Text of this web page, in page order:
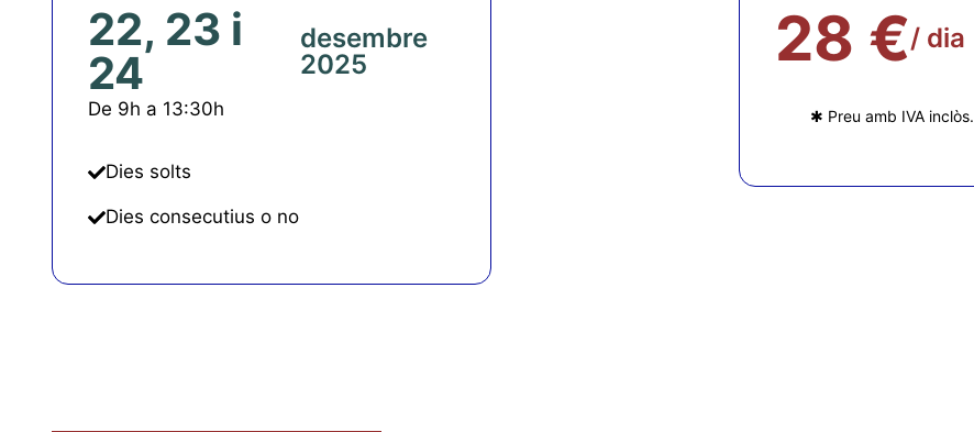
22, 23 i
24
desembre
2025
De 9h a 13:30h
Dies solts
Dies consecutius o no
28 €/ dia
✱ Preu amb IVA inclòs.